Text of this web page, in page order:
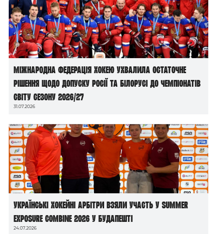
Міжнародна федерація хокею ухвалила остаточне
рішення щодо допуску росії та білорусі до чемпіонатів
світу сезону 2026/27
31.07.2026
Українські хокейні арбітри взяли участь у Summer
Exposure Combine 2026 у Будапешті
24.07.2026